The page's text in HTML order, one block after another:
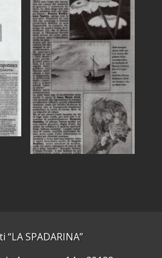
“LA SPADARINA”